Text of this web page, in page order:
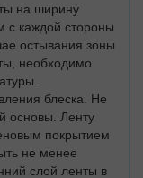
на ширину
с каждой стороны
остывания зоны
необходимо
блеска. Не
основы. Ленту
покрытием
не менее
слой ленты в